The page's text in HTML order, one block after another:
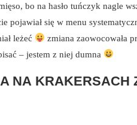
bo na hasło tuńczyk nagle
pojawiał się w menu
leżeć
zmiana zaowocowała
– jestem z niej dumna
NA KRAKERSACH